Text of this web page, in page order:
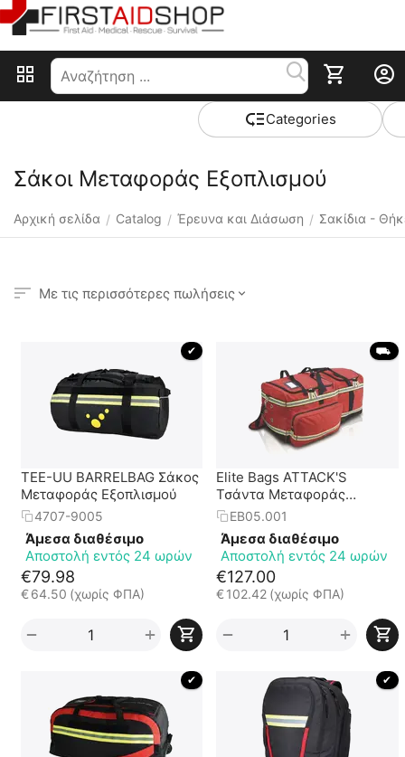
Сategories
Σάκοι Μεταφοράς Εξοπλισμού
Αρχική σελίδα / Catalog / Έρευνα και Διάσωση / Σακίδια -
Με τις περισσότερες πωλήσεις
✔
TEE-UU BARRELBAG Σάκος
Μεταφοράς Εξοπλισμού
4707-9005
Άμεσα διαθέσιμο
Αποστολή εντός 24 ωρών
€79.98
€ 64.50 (χωρίς ΦΠΑ)
+
−
⛟
Elite Bags ATTACK'S
Τσάντα Μεταφοράς
Ατομικού Εξοπλισμού
EB05.001
Άμεσα διαθέσιμο
Αποστολή εντός 24 ωρών
€127.00
€102.42 (χωρίς ΦΠΑ)
+
−
✔ ✔